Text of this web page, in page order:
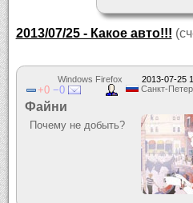
2013/07/25 - Какое авто!!!
2013-07-25
Windows Firefox
Санкт-
0 0
Файни
Почему не добыть?